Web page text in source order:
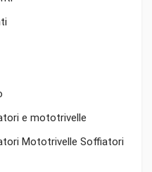
e mototrivelle
Mototrivelle Soffiatori